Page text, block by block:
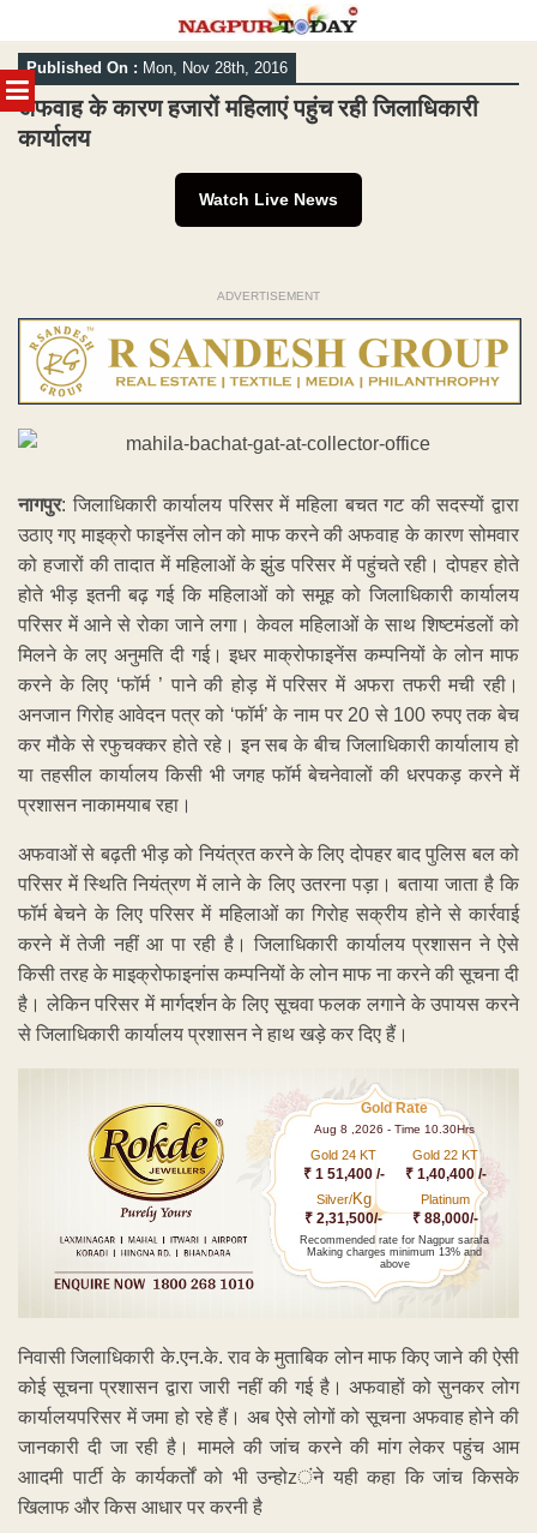
MENU
Skip
to
content
Published On : Mon, Nov 28th, 2016
अफवाह के कारण हजारों महिलाएं पहुंच रही जिलाधिकारी
कार्यालय
Watch Live News
ADVERTISEMENT
नागपुर: जिलाधिकारी कार्यालय परिसर में महिला बचत गट की सदस्यों द्वारा
उठाए गए माइक्रो फाइनेंस लोन को माफ करने की अफवाह के कारण सोमवार
को हजारों की तादात में महिलाओं के झुंड परिसर में पहुंचते रही। दोपहर होते
होते भीड़ इतनी बढ़ गई कि महिलाओं को समूह को जिलाधिकारी कार्यालय
परिसर में आने से रोका जाने लगा। केवल महिलाओं के साथ शिष्टमंडलों को
मिलने के लए अनुमति दी गई। इधर माक्रोफाइनेंस कम्पनियों के लोन माफ
करने के लिए ‘फॉर्म ’ पाने की होड़ में परिसर में अफरा तफरी मची रही।
अनजान गिरोह आवेदन पत्र को ‘फॉर्म’ के नाम पर 20 से 100 रुपए तक बेच
कर मौके से रफुचक्कर होते रहे। इन सब के बीच जिलाधिकारी कार्यालाय हो
या तहसील कार्यालय किसी भी जगह फॉर्म बेचनेवालों की धरपकड़ करने में
प्रशासन नाकामयाब रहा।
अफवाओं से बढ़ती भीड़ को नियंत्रत करने के लिए दोपहर बाद पुलिस बल को
परिसर में स्थिति नियंत्रण में लाने के लिए उतरना पड़ा। बताया जाता है कि
फॉर्म बेचने के लिए परिसर में महिलाओं का गिरोह सक्रीय होने से कार्रवाई
करने में तेजी नहीं आ पा रही है। जिलाधिकारी कार्यालय प्रशासन ने ऐसे
किसी तरह के माइक्रोफाइनांस कम्पनियों के लोन माफ ना करने की सूचना दी
है। लेकिन परिसर में मार्गदर्शन के लिए सूचवा फलक लगाने के उपायस करने
से जिलाधिकारी कार्यालय प्रशासन ने हाथ खड़े कर दिए हैं।
Gold Rate
Aug 8 ,2026 - Time 10.30Hrs
Gold 24 KT
₹ 1 51,400 /-
Gold 22 KT
₹ 1,40,400 /-
Silver/Kg
₹ 2,31,500/-
Platinum
₹ 88,000/-
Recommended rate for Nagpur sarafa
Making charges minimum 13% and
above
निवासी जिलाधिकारी के.एन.के. राव के मुताबिक लोन माफ किए जाने की ऐसी
कोई सूचना प्रशासन द्वारा जारी नहीं की गई है। अफवाहों को सुनकर लोग
कार्यालयपरिसर में जमा हो रहे हैं। अब ऐसे लोगों को सूचना अफवाह होने की
जानकारी दी जा रही है। मामले की जांच करने की मांग लेकर पहुंच आम
आादमी पार्टी के कार्यकर्तों को भी उन्होzंने यही कहा कि जांच किसके
खिलाफ और किस आधार पर करनी है